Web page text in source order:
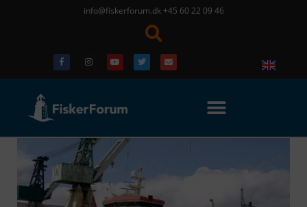
info@fiskerforum.dk +45 60 22 09 46